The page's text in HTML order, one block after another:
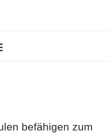
befähigen zum